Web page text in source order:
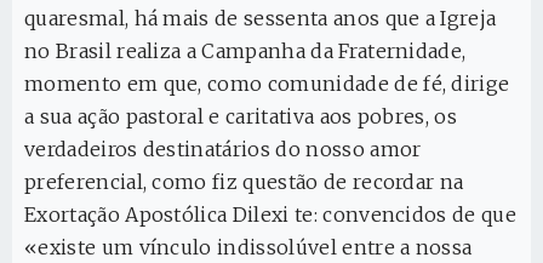
quaresmal, há mais de sessenta anos que a Igreja
no Brasil realiza a Campanha da Fraternidade,
momento em que, como comunidade de fé, dirige
a sua ação pastoral e caritativa aos pobres, os
verdadeiros destinatários do nosso amor
preferencial, como fiz questão de recordar na
Exortação Apostólica Dilexi te: convencidos de que
«existe um vínculo indissolúvel entre a nossa